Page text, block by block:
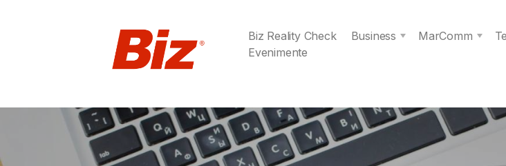
Biz Reality Check Business MarComm
Evenimente